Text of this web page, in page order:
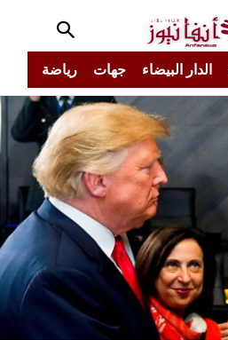
الدار البيضاء جهات رياضة